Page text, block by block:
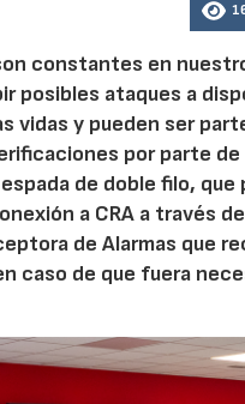
constantes en
posibles ataques a
vidas y pueden ser
por parte de
de doble filo,
a CRA a través
de Alarmas que
caso de que fuera